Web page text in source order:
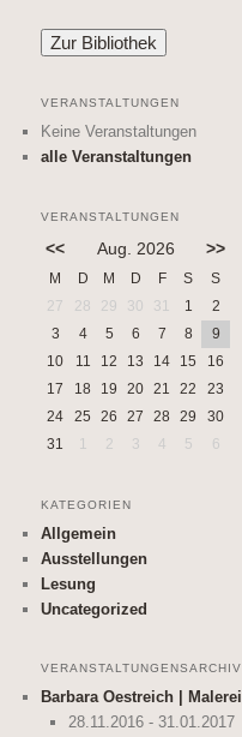
VERANSTALTUNGEN
Keine Veranstaltungen
alle Veranstaltungen
VERANSTALTUNGEN
<< Aug. 2026 >>
M D M D F S
S
27
28 29 30 31 1
2
3
4 5 6 7 8
9
10
11 12 13 14 15
16
17
18 19 20 21 22
23
24
25 26 27 28 29
30
31
1 2 3 4 5 6
KATEGORIEN
Allgemein
Ausstellungen
Lesung
Uncategorized
VERANSTALTUNGENSARCHIV
Barbara Oestreich | Malerei
28.11.2016 - 31.01.2017